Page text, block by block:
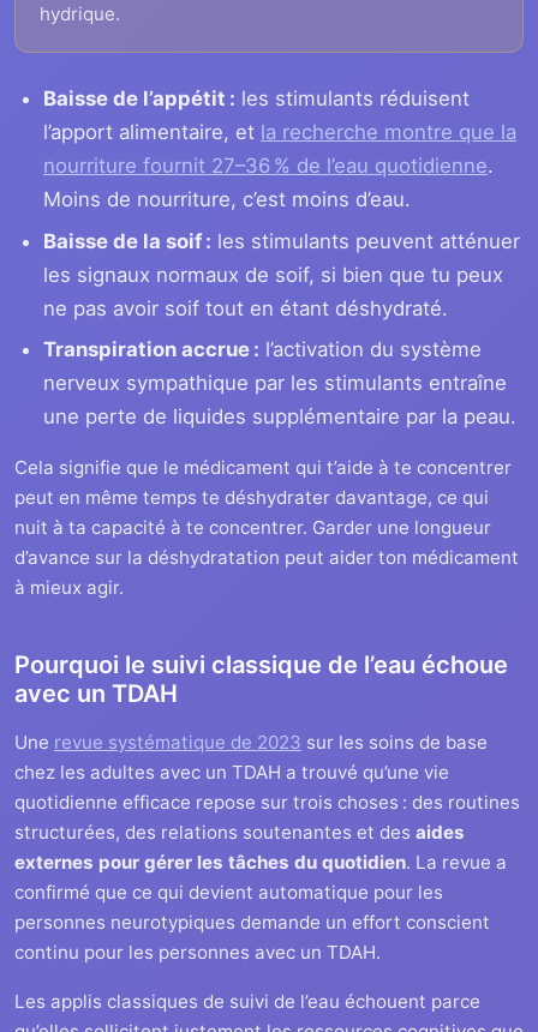
hydrique.
Baisse de l’appétit : les stimulants réduisent
l’apport alimentaire, et la recherche montre que la
nourriture fournit 27–36 % de l’eau quotidienne.
Moins de nourriture, c’est moins d’eau.
Baisse de la soif : les stimulants peuvent atténuer
les signaux normaux de soif, si bien que tu peux
ne pas avoir soif tout en étant déshydraté.
Transpiration accrue : l’activation du système
nerveux sympathique par les stimulants entraîne
une perte de liquides supplémentaire par la peau.
Cela signifie que le médicament qui t’aide à te concentrer
peut en même temps te déshydrater davantage, ce qui
nuit à ta capacité à te concentrer. Garder une longueur
d’avance sur la déshydratation peut aider ton médicament
à mieux agir.
Pourquoi le suivi classique de l’eau échoue
avec un TDAH
Une revue systématique de 2023 sur les soins de base
chez les adultes avec un TDAH a trouvé qu’une vie
quotidienne efficace repose sur trois choses : des routines
structurées, des relations soutenantes et des aides
externes pour gérer les tâches du quotidien. La revue a
confirmé que ce qui devient automatique pour les
personnes neurotypiques demande un effort conscient
continu pour les personnes avec un TDAH.
Les applis classiques de suivi de l’eau échouent parce